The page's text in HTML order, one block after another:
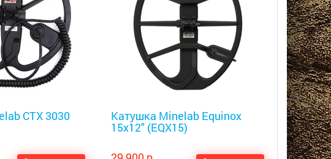
CTX 3030 Катушка Minelab Equinox
15x12" (EQX15)